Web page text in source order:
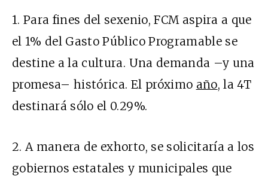
1. Para fines del sexenio, FCM aspira a que
el 1% del Gasto Público Programable se
destine a la cultura. Una demanda –y una
promesa– histórica. El próximo año, la 4T
destinará sólo el 0.29%.
2. A manera de exhorto, se solicitaría a los
gobiernos estatales y municipales que